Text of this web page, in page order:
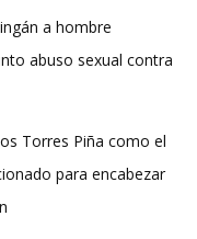
a hombre
abuso sexual contra
Torres Piña como el
para encabezar